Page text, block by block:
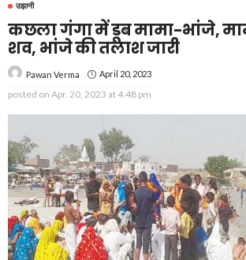
उझानी
कछला गंगा में डूब मामा-भांजे,
शव, भांजे की तलाश जारी
Pawan Verma April 20, 2023
posted on Apr. 20, 2023 at 4:48 pm